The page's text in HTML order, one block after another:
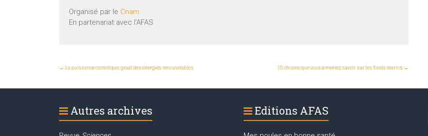
Organisé par le Cnam
En partenariat avec l’AFAS
← La puissance osmotique, graal des énergies renouvelables 10 choses que vous aimeriez savoir sur les fonds marins →
Autres archives Editions AFAS